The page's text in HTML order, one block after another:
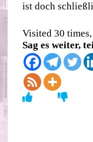
ist doch
Visited 30
Sag es weiter,